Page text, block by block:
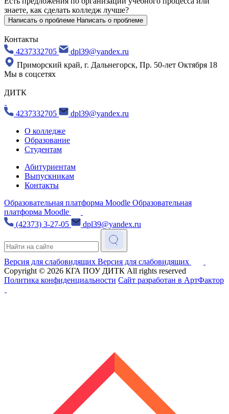
знаете, как сделать колледж лучше?
Написать о проблеме Написать о проблеме
Контакты
4237332705
dpl39@yandex.ru
Приморский край, г. Дальнегорск, Пр. 50-лет Октября 18
Мы в соцсетях
ДИТК
4237332705
dpl39@yandex.ru
О колледже
Образование
Студентам
Абитуриентам
Выпускникам
Контакты
Образовательная платформа Moodle Образовательная
платформа Moodle
(42373) 3-27-05
dpl39@yandex.ru
Версия для слабовидящих Версия для слабовидящих
Copyright © 2026 КГА ПОУ ДИТК All rights reserved
Политика конфиденциальности Сайт разработан в АртФактор